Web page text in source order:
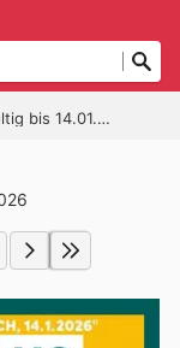
bis 14.01.2026